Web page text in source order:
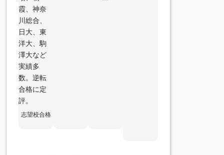
霞、神奈
川総合、
日大、東
洋大、駒
澤大など
実績多
数。逆転
合格に定
評。
志望校合格